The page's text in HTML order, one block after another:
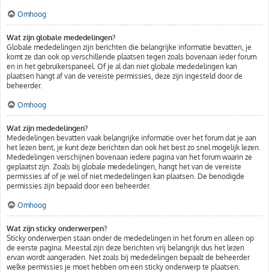
Omhoog
Wat zijn globale mededelingen?
Globale mededelingen zijn berichten die belangrijke informatie bevatten, je
komt ze dan ook op verschillende plaatsen tegen zoals bovenaan ieder forum
en in het gebruikerspaneel. Of je al dan niet globale mededelingen kan
plaatsen hangt af van de vereiste permissies, deze zijn ingesteld door de
beheerder.
Omhoog
Wat zijn mededelingen?
Mededelingen bevatten vaak belangrijke informatie over het forum dat je aan
het lezen bent, je kunt deze berichten dan ook het best zo snel mogelijk lezen.
Mededelingen verschijnen bovenaan iedere pagina van het forum waarin ze
geplaatst zijn. Zoals bij globale mededelingen, hangt het van de vereiste
permissies af of je wel of niet mededelingen kan plaatsen. De benodigde
permissies zijn bepaald door een beheerder.
Omhoog
Wat zijn sticky onderwerpen?
Sticky onderwerpen staan onder de mededelingen in het forum en alleen op
de eerste pagina. Meestal zijn deze berichten vrij belangrijk dus het lezen
ervan wordt aangeraden. Net zoals bij mededelingen bepaalt de beheerder
welke permissies je moet hebben om een sticky onderwerp te plaatsen.